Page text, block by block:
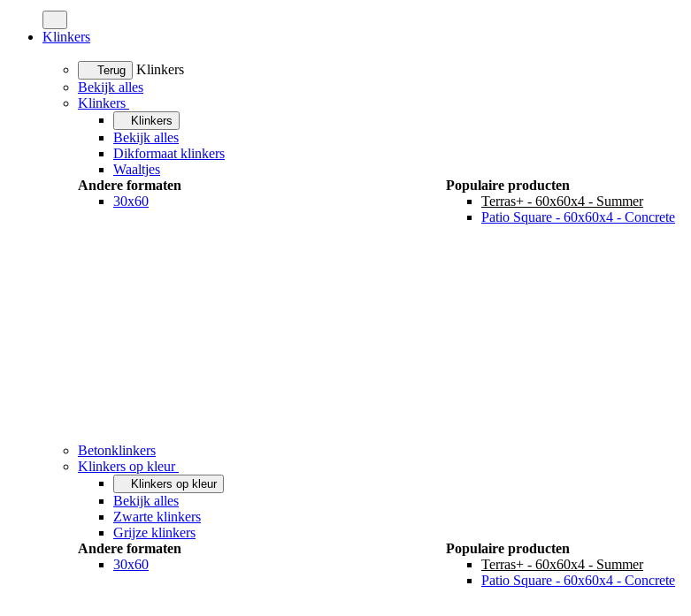
Klinkers
Terug
Klinkers
Bekijk alles
Klinkers
Klinkers
Bekijk alles
Dikformaat klinkers
Waaltjes
Andere formaten
30x60
Populaire producten
Terras+ - 60x60x4 - Summer
Patio Square - 60x60x4 - Concrete
Betonklinkers
Klinkers op kleur
Klinkers op kleur
Bekijk alles
Zwarte klinkers
Grijze klinkers
Andere formaten
30x60
Populaire producten
Terras+ - 60x60x4 - Summer
Patio Square - 60x60x4 - Concrete